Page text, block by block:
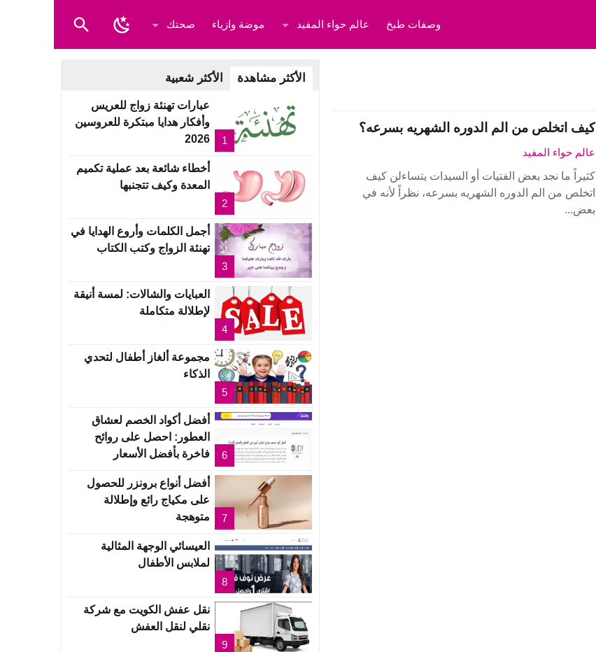
وصفات طبخ عالم حواء المفيد موضة وازياء صحتك
كيف اتخلص من الم الدوره الشهريه بسرعه؟
عالم حواء المفيد
كثيراً ما نجد بعض الفتيات أو السيدات يتساءلن كيف
اتخلص من الم الدوره الشهريه بسرعه، نظراً لأنه في
بعض...
الأكثر مشاهدة الأكثر شعبية
1
عبارات تهنئة زواج للعريس
وأفكار هدايا مبتكرة للعروسين
2026
2
أخطاء شائعة بعد عملية تكميم
المعدة وكيف تتجنبها
3
أجمل الكلمات وأروع الهدايا في
تهنئة الزواج وكتب الكتاب
4
العبايات والشالات: لمسة أنيقة
لإطلالة متكاملة
5
مجموعة ألغاز أطفال لتحدي
الذكاء
6
أفضل أكواد الخصم لعشاق
العطور: احصل على روائح
فاخرة بأفضل الأسعار
7
أفضل أنواع برونزر للحصول
على مكياج رائع وإطلالة
متوهجة
8
العيسائي الوجهة المثالية
لملابس الأطفال
9
نقل عفش الكويت مع شركة
نقلي لنقل العفش